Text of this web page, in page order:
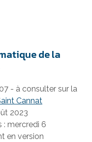
de la
- à consulter sur la
Cannat
2023
: mercredi 6
en version